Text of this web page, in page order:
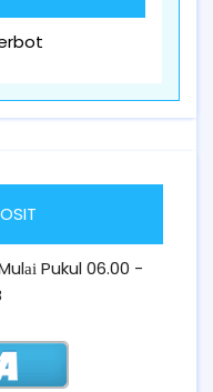
Pukul 06.00 -